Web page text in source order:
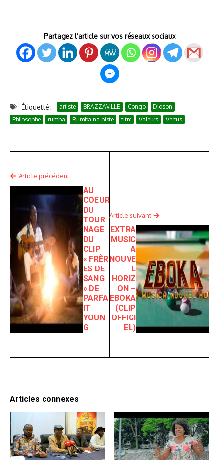
Partagez l’article sur vos réseaux sociaux
Étiquetté : artiste BRAZZAVILLE Congo
Djoson
Philosophe
rumba Rumba na piste titre Valeurs Vertus
Article précédent
AU
COEUR
DU
TOUR
NAGE
DU
CLIP
« FRÈR
ES DE
SANG
» DE
PARFA
IT
YOUN
G
Article suivant
EXTRA
MUSIC
A
NOUVE
L
HORIZ
ON –
EBOKA
(CLIP
OFFICI
EL)
Articles connexes